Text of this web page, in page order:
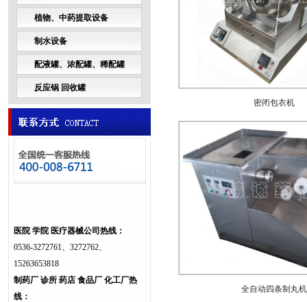
植物、中药提取设备
制水设备
配液罐、浓配罐、稀配罐
反应锅 回收罐
医院 学院 医疗器械公司热线：
0536-3272761、3272762、
15263653818
制药厂 诊所 药店 食品厂 化工厂热
线：
密闭包衣机
全自动四条制丸机